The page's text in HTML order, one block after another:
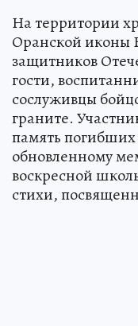
На территории
Оранской
защитников
гости,
сослуживцы
граните.
память
обновленному
воскресной
стихи,